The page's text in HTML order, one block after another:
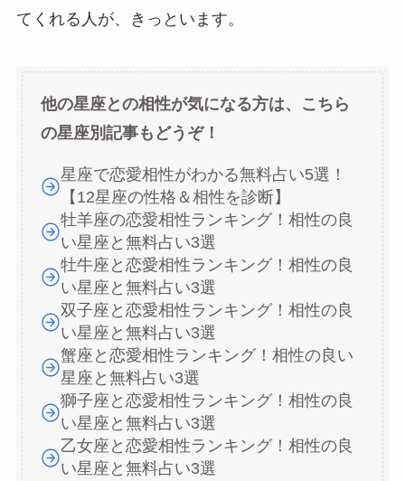
てくれる人が、きっといます。
他の星座との相性が気になる方は、こちら
の星座別記事もどうぞ！
星座で恋愛相性がわかる無料占い5選！
【12星座の性格＆相性を診断】
牡羊座の恋愛相性ランキング！相性の良
い星座と無料占い3選
牡牛座と恋愛相性ランキング！相性の良
い星座と無料占い3選
双子座と恋愛相性ランキング！相性の良
い星座と無料占い3選
蟹座と恋愛相性ランキング！相性の良い
星座と無料占い3選
獅子座と恋愛相性ランキング！相性の良
い星座と無料占い3選
乙女座と恋愛相性ランキング！相性の良
い星座と無料占い3選